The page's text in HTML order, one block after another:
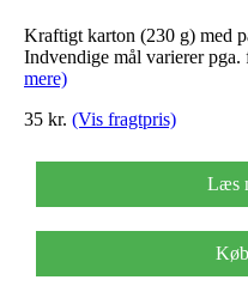
Kraftigt karton (230 g) med
Indvendige mål varierer
mere)
35 kr. (Vis fragtpris)
Læs